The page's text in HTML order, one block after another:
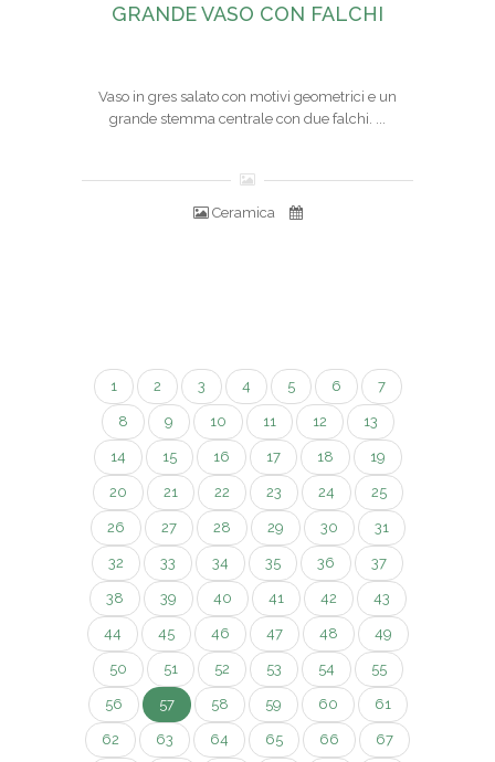
GRANDE VASO CON FALCHI
Vaso in gres salato con motivi geometrici e un
grande stemma centrale con due falchi. ...
Ceramica
1 2 3 4 5 6 7
8 9 10 11 12 13
14 15 16 17 18 19
20 21 22 23 24 25
26 27 28 29 30 31
32 33 34 35 36 37
38 39 40 41 42 43
44 45 46 47 48 49
50 51 52 53 54 55
56 57 58 59 60 61
62 63 64 65 66 67